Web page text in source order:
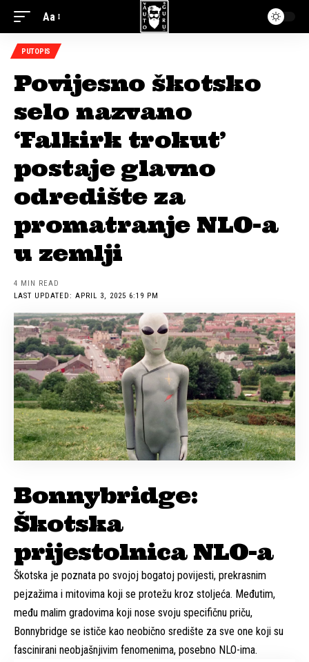
Aa
PUTOPIS
Povijesno škotsko
selo nazvano
‘Falkirk trokut’
postaje glavno
odredište za
promatranje NLO-a
u zemlji
LAST UPDATED: APRIL 3, 2025 6:19 PM
4 MIN READ
Bonnybridge:
Škotska
prijestolnica NLO-a
Škotska je poznata po svojoj bogatoj povijesti, prekrasnim
pejzažima i mitovima koji se protežu kroz stoljeća. Međutim,
među malim gradovima koji nose svoju specifičnu priču,
Bonnybridge se ističe kao neobično središte za sve one koji su
fascinirani neobjašnjivim fenomenima, posebno NLO-ima.